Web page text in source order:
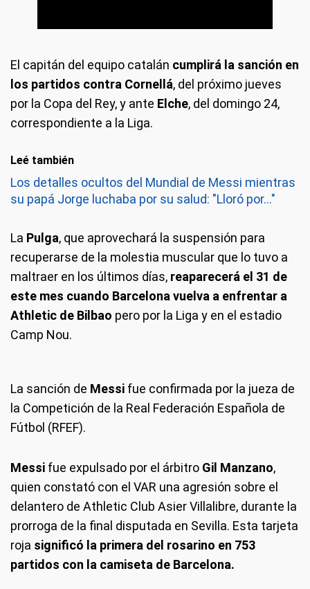
El capitán del equipo catalán cumplirá la sanción en
los partidos contra Cornellá, del próximo jueves
por la Copa del Rey, y ante Elche, del domingo 24,
correspondiente a la Liga.
Leé también
Los detalles ocultos del Mundial de Messi mientras
su papá Jorge luchaba por su salud: "Lloró por..."
La Pulga, que aprovechará la suspensión para
recuperarse de la molestia muscular que lo tuvo a
maltraer en los últimos días, reaparecerá el 31 de
este mes cuando Barcelona vuelva a enfrentar a
Athletic de Bilbao pero por la Liga y en el estadio
Camp Nou.
La sanción de Messi fue confirmada por la jueza de
la Competición de la Real Federación Española de
Fútbol (RFEF).
Messi fue expulsado por el árbitro Gil Manzano,
quien constató con el VAR una agresión sobre el
delantero de Athletic Club Asier Villalibre, durante la
prorroga de la final disputada en Sevilla. Esta tarjeta
roja significó la primera del rosarino en 753
partidos con la camiseta de Barcelona.